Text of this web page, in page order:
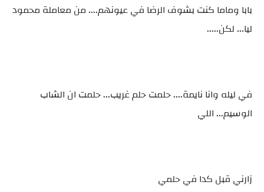
بابا وماما كنت بشوف الرضا في عيونهم.... من معاملة محمود
ليا... لكن.....
في ليله وانا نايمة.... حلمت حلم غريب... حلمت ان الشاب
الوسيم... اللي
زارني قبل كدا في حلمي